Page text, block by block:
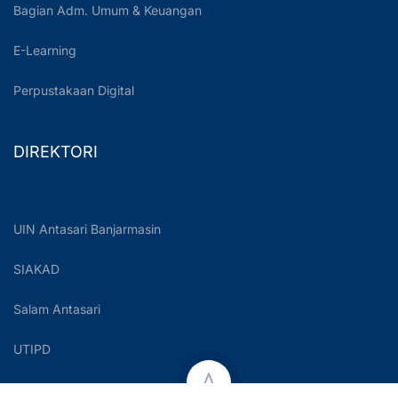
Bagian Adm. Umum & Keuangan
E-Learning
Perpustakaan Digital
DIREKTORI
UIN Antasari Banjarmasin
SIAKAD
Salam Antasari
UTIPD